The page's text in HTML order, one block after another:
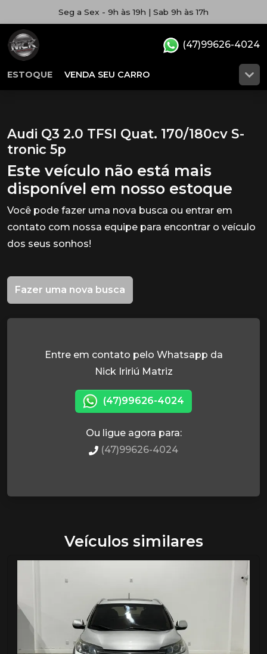
Seg a Sex - 9h às 19h | Sab 9h às 17h
ESTOQUE VENDA SEU CARRO
(47)99626-4024
Audi Q3 2.0 TFSI Quat. 170/180cv S-
tronic 5p
Este veículo não está mais
disponível em nosso estoque
Você pode fazer uma nova busca ou entrar em
contato com nossa equipe para encontrar o veículo
dos seus sonhos!
Fazer uma nova busca
Entre em contato pelo Whatsapp da
Nick Iririú Matriz
(47)99626-4024
Ou ligue agora para:
(47)99626-4024
Veículos similares